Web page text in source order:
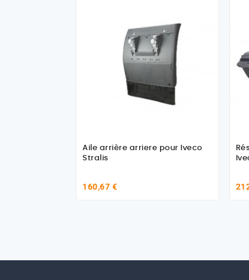
Aile arrière arriere pour Iveco
Stralis
160,67 €